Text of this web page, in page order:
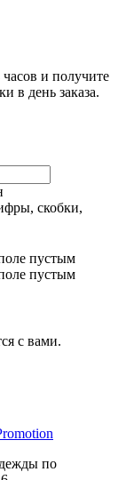
и получите
в день заказа.
скобки,
пустым
пустым
с вами.
по